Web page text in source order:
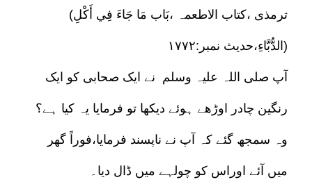
(ترمذی ،کتاب الاطعمہ ،بَاب مَا جَاءَ فِي أَكْلِ
الدُّبَّاءِ،حدیث نمبر:۱۷۷۲)
آپ صلی اللہ علیہ وسلم نے ایک صحابی کو ایک
رنگین چادر اوڑھے ہوئے دیکھا تو فرمایا یہ کیا ہے؟
وہ سمجھ گئے کہ آپ نے ناپسند فرمایا،فوراً گھر
میں آئے اوراس کو چولہے میں ڈال دیا۔